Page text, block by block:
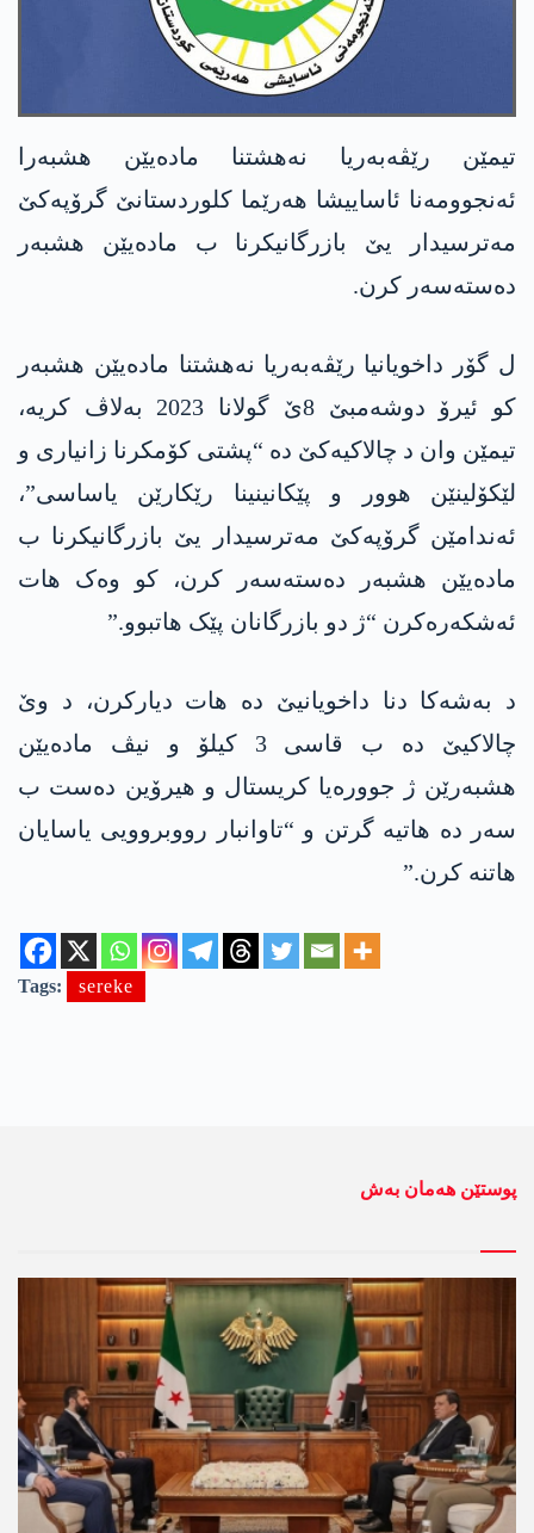
تیمێن رێڤەبەریا نەھشتنا مادەیێن ھشبەرا
ئەنجوومەنا ئاساییشا ھەرێما کلوردستانێ گرۆپەکێ
مەترسیدار یێ بازرگانیکرنا ب مادەیێن ھشبەر
دەستەسەر کرن.
ل گۆر داخویانیا رێڤەبەریا نەھشتنا مادەیێن ھشبەر
کو ئیرۆ دوشەمبێ 8ێ گولانا 2023 بەلاڤ کریە،
تیمێن وان د چالاکیەکێ دە “پشتی کۆمکرنا زانیاری و
لێکۆلینێن ھوور و پێکانینینا رێکارێن یاساسی”،
ئەندامێن گرۆپەکێ مەترسیدار یێ بازرگانیکرنا ب
مادەیێن ھشبەر دەستەسەر کرن، کو وەک ھات
ئەشکەرەکرن “ژ دو بازرگانان پێک ھاتبوو.”
د بەشەکا دنا داخویانیێ دە ھات دیارکرن، د وێ
چالاکیێ دە ب قاسی 3 کیلۆ و نیڤ مادەیێن
ھشبەرێن ژ جوورەیا کریستال و هیرۆین دەست ب
سەر دە ھاتیە گرتن و “تاوانبار رووبروویی یاسایان
ھاتنە کرن.”
Tags: sereke
پوستێن ھەمان بەش